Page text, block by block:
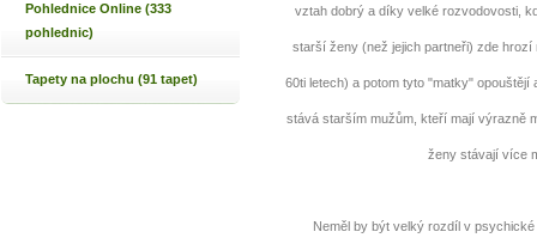
Pohlednice Online (333
pohlednic)
Tapety na plochu (91 tapet)
vztah dobrý a díky velké rozvodovosti,
starší ženy (než jejich partneři) zde
60ti letech) a potom tyto "matky"
stává starším mužům, kteří mají výrazně
ženy stávají více
Neměl by být velký rozdíl v